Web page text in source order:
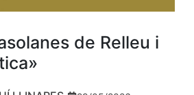
de Relleu i